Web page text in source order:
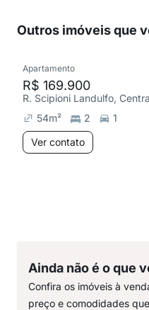
Outros imóveis que
Apartamento
R$ 169.900
54m² 2
1
Ver contato
Ainda não é o que
Confira os imóveis à
preço e comodidades